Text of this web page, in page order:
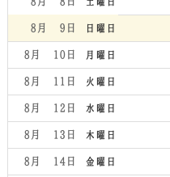
日曜日
8月 9
月曜日
8月 10
火曜日
8月 11
水曜日
8月 12
木曜日
8月 13
金曜日
8月 14